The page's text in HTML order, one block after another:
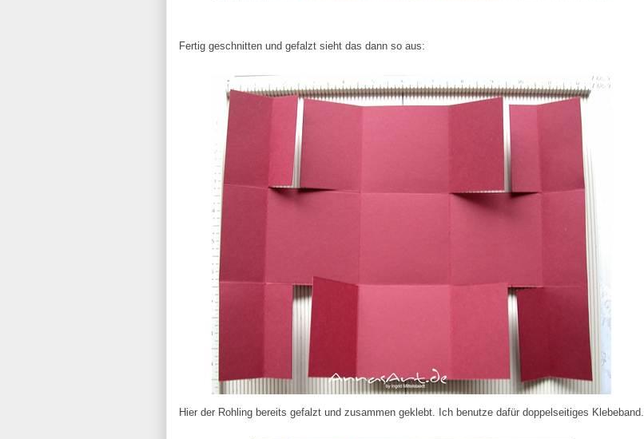
Fertig geschnitten und gefalzt sieht das dann so aus:
Hier der Rohling bereits gefalzt und zusammen geklebt. Ich benutze dafür doppelseitiges Klebeband.